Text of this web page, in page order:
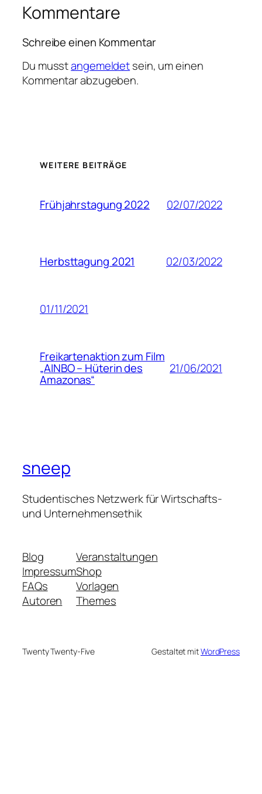
Kommentare
Schreibe einen Kommentar
Du musstangemeldetsein, um einen
Kommentar abzugeben.
WEITERE BEITRÄGE
Frühjahrstagung 2022 02/07/2022
Herbsttagung 2021 02/03/2022
01/11/2021
Freikartenaktion zum Film
„AINBO – Hüterin des
Amazonas“
21/06/2021
sneep
Studentisches Netzwerk für Wirtschafts-
und Unternehmensethik
Blog
Impressum
FAQs
Autoren
Veranstaltungen
Shop
Vorlagen
Themes
Twenty Twenty-Five Gestaltet mitWordPress